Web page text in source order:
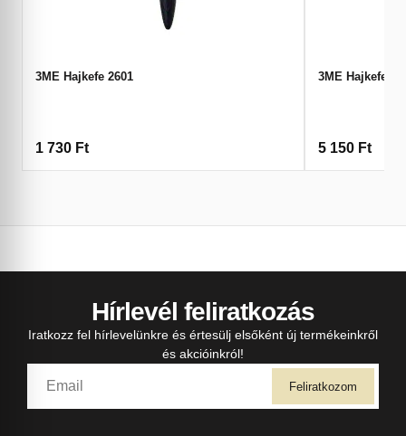
3ME Hajkefe 2601
1 730 Ft
3ME Hajkefe
5 150 Ft
Hírlevél feliratkozás
Iratkozz fel hírlevelünkre és értesülj elsőként új termékeinkről
és akcióinkról!
Feliratkozom